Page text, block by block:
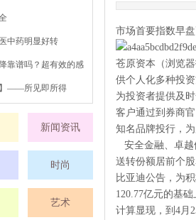
市场首要指数早
苍原资本（浏览
供个人化多种投
为投资者提供及
客户通过到券商
知名品牌投行，
安全金融、卓越
送转份额居前个
比亚迪公告，为
120.77亿元的基
计算显现，到4月
中药明显好转
靠谱吗？超有效的感
】——所见即所得
新闻资讯
时尚
艺术